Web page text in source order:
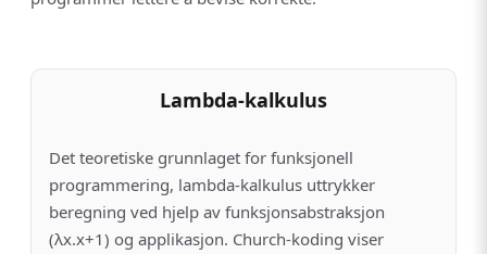
Lambda-kalkulus
Det teoretiske grunnlaget for funksjonell
programmering, lambda-kalkulus uttrykker
beregning ved hjelp av funksjonsabstraksjon
(λx.x+1) og applikasjon. Church-koding viser